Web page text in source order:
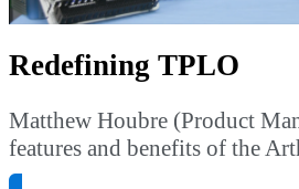
Redefining TPLO
Matthew Houbre (Product
features and benefits of the